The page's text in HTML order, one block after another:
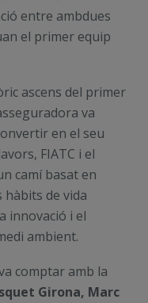
entre ambdues
el primer equip
ascens del primer
va
en el seu
FIATC i el
camí basat en
hàbits de vida
innovació i el
ambient.
comptar amb la
Girona, Marc